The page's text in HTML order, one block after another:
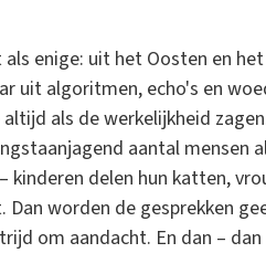
enige: uit het Oosten en
uit algoritmen, echo's en
als de werkelijkheid
aantal mensen
delen hun katten,
worden de gesprekken
om aandacht. En dan –